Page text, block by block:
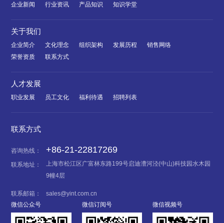
企业新闻 行业资讯 产品知识 知识学堂
关于我们
企业简介 文化理念 组织架构 发展历程
销售网络
荣誉资质
联系方式
人才发展
职业发展 员工文化 福利待遇 招聘列表
联系方式
咨询热线： +86-21-22817269
联系地址：
上海市松江区广富林东路199号启迪漕河泾(中山)科技园水木园
9幢4层
联系邮箱：
sales@yint.com.cn
微信公众号
微信订阅号 微信视频号